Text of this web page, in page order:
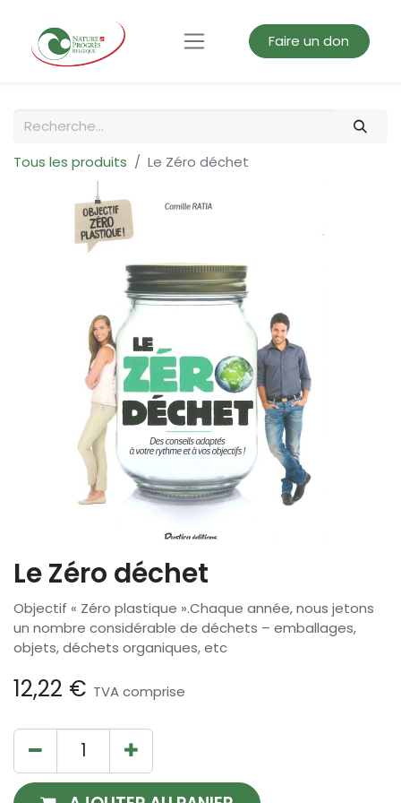
Faire un don
Tous les produits Le Zéro déchet
Le Zéro déchet
Objectif « Zéro plastique ».Chaque année, nous jetons
un nombre considérable de déchets – emballages,
objets, déchets organiques, etc
12,22 € TVA comprise